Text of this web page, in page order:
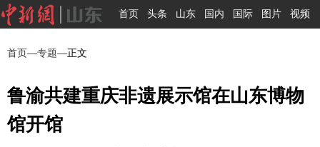
首页 头条 山东 国内 国际 图片 视频
首页—专题—正文
鲁渝共建重庆非遗展示馆在山东博物
馆开馆